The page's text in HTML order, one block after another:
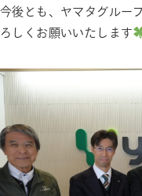
今後とも、ヤマタグルー
ろしくお願いいたします